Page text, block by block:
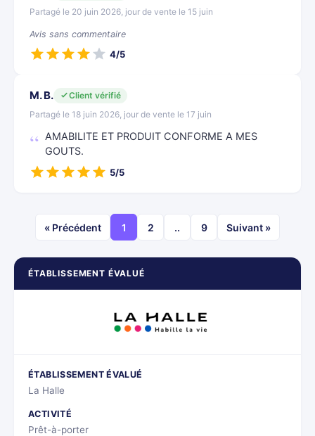
ÉTABLISSEMENT ÉVALUÉ
ÉTABLISSEMENT ÉVALUÉ
La Halle
ACTIVITÉ
Prêt-à-porter
Partagé le 20 juin 2026, jour de vente le 15 juin
Avis sans commentaire
4/5
M. B.
Client vérifié
Partagé le 18 juin 2026, jour de vente le 17 juin
AMABILITE ET PRODUIT CONFORME A MES
GOUTS.
5/5
« Précédent 1 2 .. 9 Suivant »